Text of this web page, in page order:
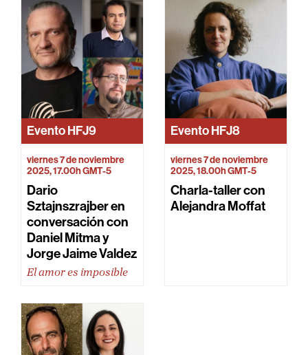
EventoHFJ9
viernes 7 de noviembre
2025, 17.00h GMT-5
Dario
Sztajnszrajber en
conversación con
Daniel Mitma y
Jorge Jaime Valdez
El amor es imposible
EventoHFJ8
viernes 7 de noviembre
2025, 18.00h GMT-5
Charla-taller con
Alejandra Moffat